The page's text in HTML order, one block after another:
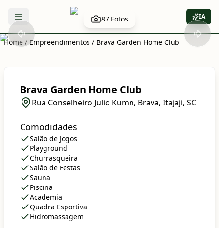
Abrir menu IA
87 Fotos
Home / Empreendimentos / Brava Garden Home Club
Brava Garden Home Club
Rua Conselheiro Julio Kumn, Brava, Itajaji, SC
Comodidades
Salão de Jogos
Playground
Churrasqueira
Salão de Festas
Sauna
Piscina
Academia
Quadra Esportiva
Hidromassagem